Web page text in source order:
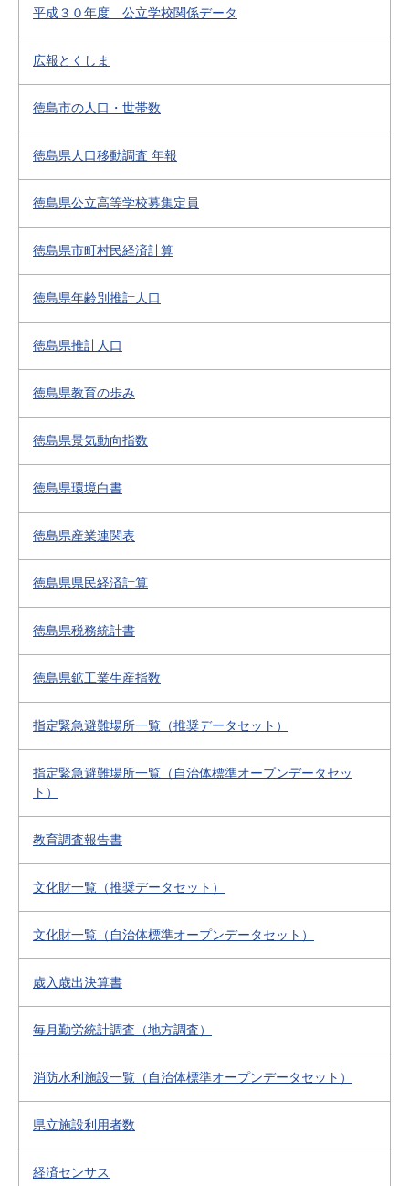
平成３０年度 公立学校関係データ
広報とくしま
徳島市の人口・世帯数
徳島県人口移動調査 年報
徳島県公立高等学校募集定員
徳島県市町村民経済計算
徳島県年齢別推計人口
徳島県推計人口
徳島県教育の歩み
徳島県景気動向指数
徳島県環境白書
徳島県産業連関表
徳島県県民経済計算
徳島県税務統計書
徳島県鉱工業生産指数
指定緊急避難場所一覧（推奨データセット）
指定緊急避難場所一覧（自治体標準オープンデータセッ
ト）
教育調査報告書
文化財一覧（推奨データセット）
文化財一覧（自治体標準オープンデータセット）
歳入歳出決算書
毎月勤労統計調査（地方調査）
消防水利施設一覧（自治体標準オープンデータセット）
県立施設利用者数
経済センサス